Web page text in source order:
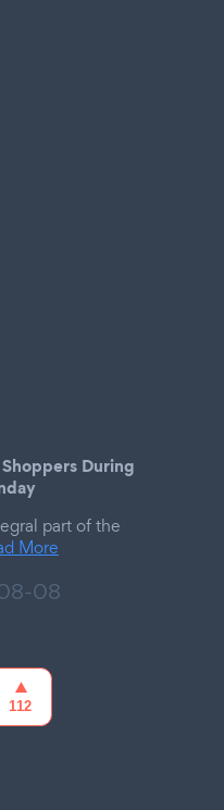
During
part of the
More
08